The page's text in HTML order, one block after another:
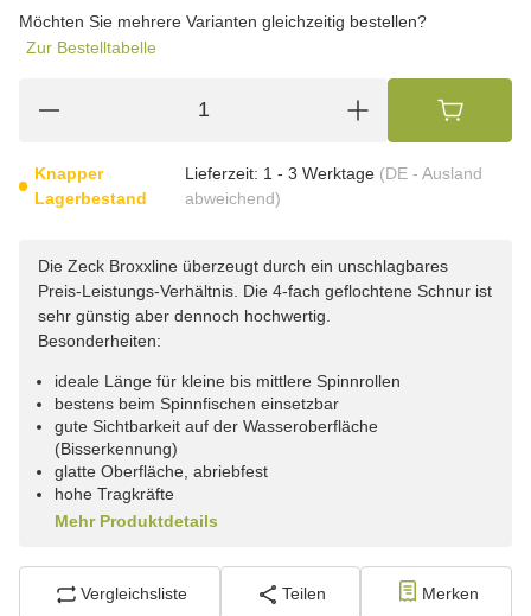
Möchten Sie mehrere Varianten gleichzeitig bestellen?
Zur Bestelltabelle
Knapper
Lagerbestand
Lieferzeit: 1 - 3 Werktage (DE - Ausland
abweichend)
Die Zeck Broxxline überzeugt durch ein unschlagbares
Preis-Leistungs-Verhältnis. Die 4-fach geflochtene Schnur ist
sehr günstig aber dennoch hochwertig.
Besonderheiten:
ideale Länge für kleine bis mittlere Spinnrollen
bestens beim Spinnfischen einsetzbar
gute Sichtbarkeit auf der Wasseroberfläche
(Bisserkennung)
glatte Oberfläche, abriebfest
hohe Tragkräfte
Mehr Produktdetails
Vergleichsliste Teilen Merken